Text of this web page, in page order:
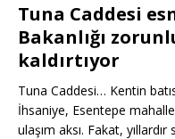
Tuna Caddesi
Bakanlığı
kaldırtıyor
Tuna Caddesi… Kentin
İhsaniye, Esentepe
ulaşım aksı. Fakat,